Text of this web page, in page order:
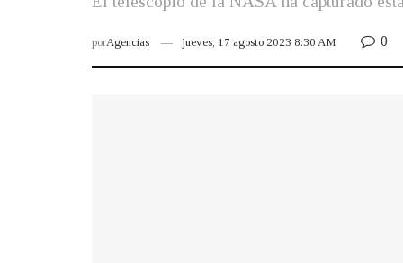
porAgencias jueves, 17 agosto 2023 8:30 AM 0